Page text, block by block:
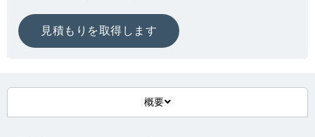
見積もりを取得します
概要